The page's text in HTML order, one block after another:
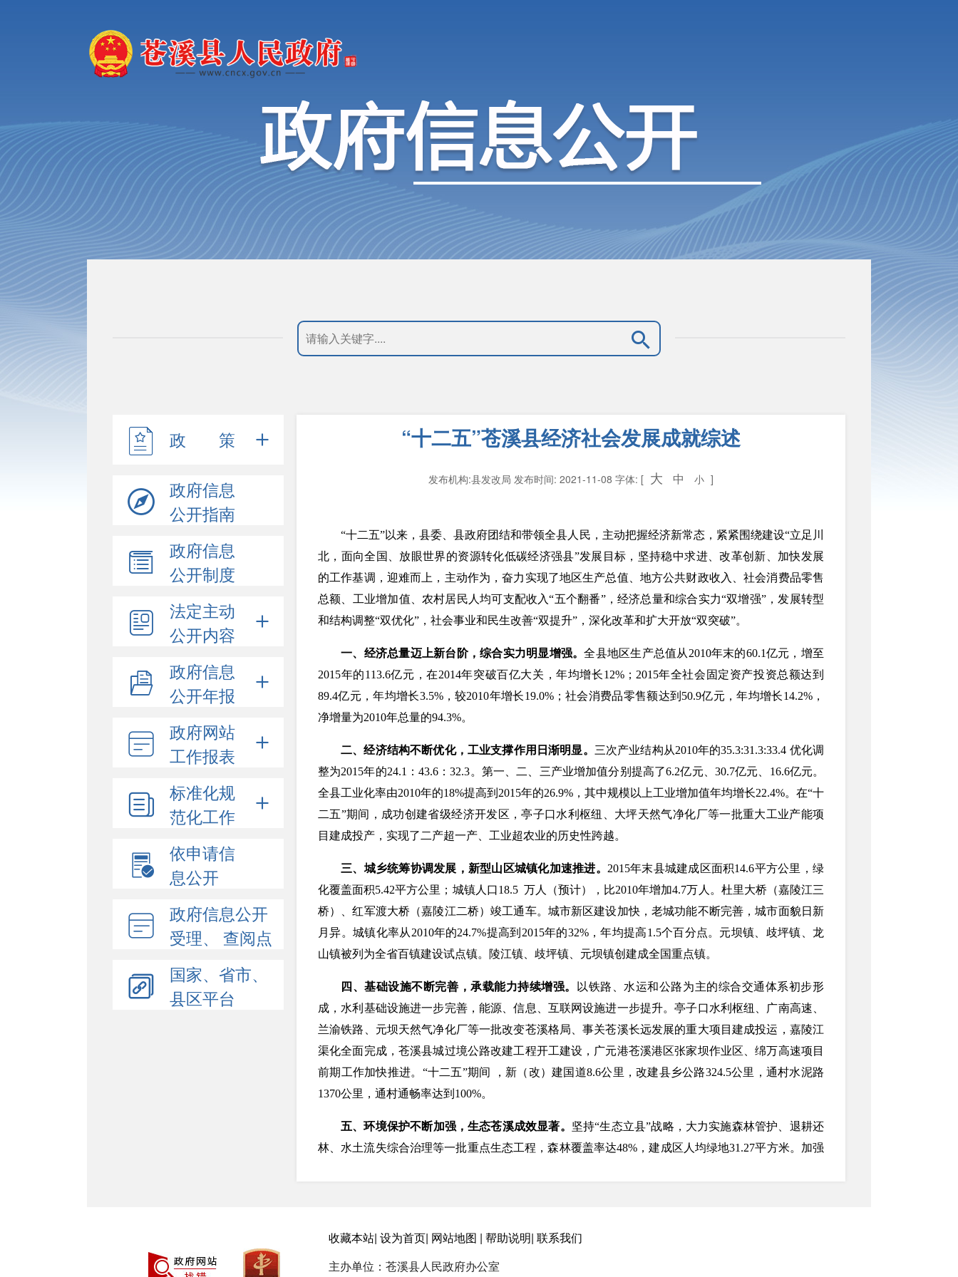
政 策
政府信息
公开指南
政府信息
公开制度
法定主动
公开内容
政府信息
公开年报
政府网站
工作报表
标准化规
范化工作
依申请信
息公开
政府信息公开
受理、 查阅点
国家、省市、
县区平台
“十二五”苍溪县经济社会发展成就综述
发布机构:县发改局 发布时间: 2021-11-08 字体: [ 大 中 小 ]
“十二五”以来，县委、县政府团结和带领全县人民，主动把握经济新常态，紧紧围绕建设“立足川
北，面向全国、放眼世界的资源转化低碳经济强县”发展目标，坚持稳中求进、改革创新、加快发展
的工作基调，迎难而上，主动作为，奋力实现了地区生产总值、地方公共财政收入、社会消费品零售
总额、工业增加值、农村居民人均可支配收入“五个翻番”，经济总量和综合实力“双增强”，发展转型
和结构调整“双优化”，社会事业和民生改善“双提升”，深化改革和扩大开放“双突破”。
一、经济总量迈上新台阶，综合实力明显增强。全县地区生产总值从2010年末的60.1亿元，增至
2015年的113.6亿元，在2014年突破百亿大关，年均增长12%；2015年全社会固定资产投资总额达到
89.4亿元，年均增长3.5%，较2010年增长19.0%；社会消费品零售额达到50.9亿元，年均增长14.2%，
净增量为2010年总量的94.3%。
二、经济结构不断优化，工业支撑作用日渐明显。 三次产业结构从2010年的35.3:31.3:33.4 优化调
整为2015年的24.1：43.6：32.3。第一、二、三产业增加值分别提高了6.2亿元、30.7亿元、16.6亿元。
全县工业化率由2010年的18%提高到2015年的26.9%，其中规模以上工业增加值年均增长22.4%。在“十
二五”期间，成功创建省级经济开发区，亭子口水利枢纽、大坪天然气净化厂等一批重大工业产能项
目建成投产，实现了二产超一产、工业超农业的历史性跨越。
三、城乡统筹协调发展，新型山区城镇化加速推进。 2015年末县城建成区面积14.6平方公里，绿
化覆盖面积5.42平方公里；城镇人口18.5 万人（预计），比2010年增加4.7万人。杜里大桥（嘉陵江三
桥）、红军渡大桥（嘉陵江二桥）竣工通车。城市新区建设加快，老城功能不断完善，城市面貌日新
月异。城镇化率从2010年的24.7%提高到2015年的32%，年均提高1.5个百分点。元坝镇、歧坪镇、龙
山镇被列为全省百镇建设试点镇。陵江镇、歧坪镇、元坝镇创建成全国重点镇。
四、基础设施不断完善，承载能力持续增强。
以铁路、水运和公路为主的综合交通体系初步形
成，水利基础设施进一步完善，能源、信息、互联网设施进一步提升。亭子口水利枢纽、广南高速、
兰渝铁路、元坝天然气净化厂等一批改变苍溪格局、事关苍溪长远发展的重大项目建成投运，嘉陵江
渠化全面完成，苍溪县城过境公路改建工程开工建设，广元港苍溪港区张家坝作业区、绵万高速项目
前期工作加快推进。“十二五”期间 ，新（改）建国道8.6公里，改建县乡公路324.5公里，通村水泥路
1370公里，通村通畅率达到100%。
五、环境保护不断加强，生态苍溪成效显著。 坚持“生态立县”战略，大力实施森林管护、退耕还
林、水土流失综合治理等一批重点生态工程，森林覆盖率达48%，建成区人均绿地31.27平方米。加强
县、全国休闲农业与乡村旅游示范县，建成苍溪国家级森林公园。
六、社会事业全面进步，人民生活明显改善。
收藏本站| 设为首页| 网站地图 | 帮助说明| 联系我们
主办单位：苍溪县人民政府办公室